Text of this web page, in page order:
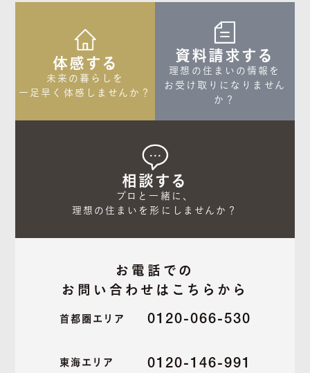
体感する
未来の暮らしを
一足早く体感しませんか？
資料請求する
理想の住まいの情報を
お受け取りになりません
か？
相談する
プロと一緒に、
理想の住まいを形にしませんか？
お電話での
お問い合わせはこちらから
首都圏エリア 0120-066-530
東海エリア 0120-146-991